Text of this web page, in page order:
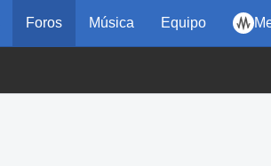
Foros Música Equipo